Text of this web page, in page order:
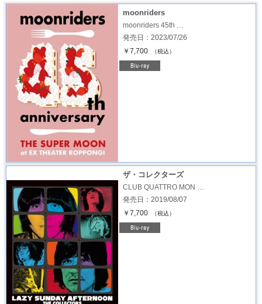
moonriders
moonriders 45th …
発売日：2023/07/26
￥7,700
（税込）
ザ・コレクターズ
CLUB QUATTRO MON …
発売日：2019/08/07
￥7,700
（税込）